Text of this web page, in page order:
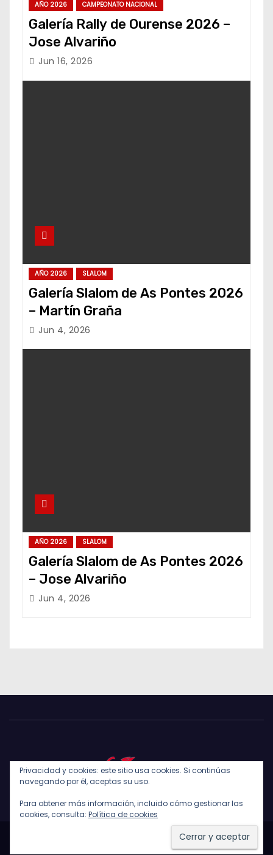
AÑO 2026 CAMPEONATO NACIONAL
Galería Rally de Ourense 2026 –
Jose Alvariño
Jun 16, 2026
AÑO 2026 SLALOM
Galería Slalom de As Pontes 2026
– Martín Graña
Jun 4, 2026
AÑO 2026 SLALOM
Galería Slalom de As Pontes 2026
– Jose Alvariño
Jun 4, 2026
Tema: Newses deThemeansar
Privacidad y cookies: este sitio usa cookies. Si continúas
navegando por él, aceptas su uso.
Para obtener más información, incluido cómo gestionar las
cookies, consulta: Política de cookies